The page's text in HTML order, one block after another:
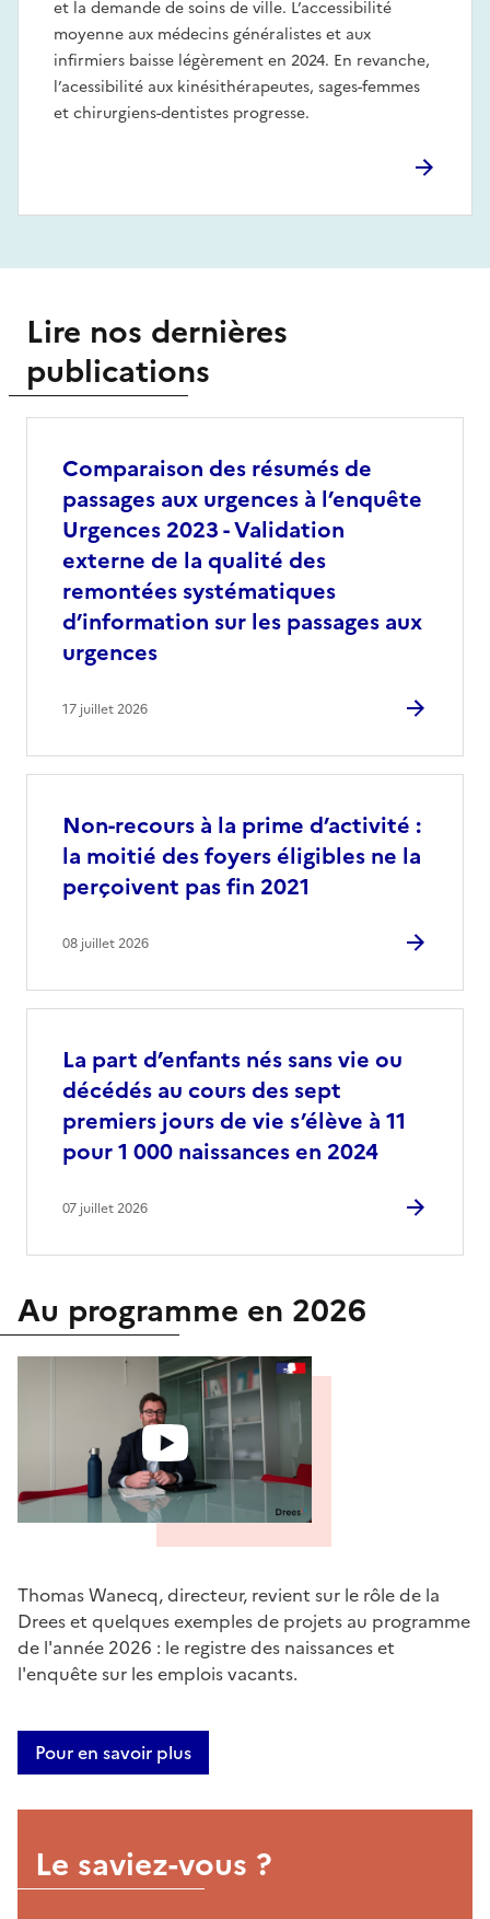
et la demande de soins de ville. L’accessibilité
moyenne aux médecins généralistes et aux
infirmiers baisse légèrement en 2024. En revanche,
l’acessibilité aux kinésithérapeutes, sages-femmes
et chirurgiens-dentistes progresse.
Lire nos dernières
publications
Comparaison des résumés de
passages aux urgences à l’enquête
Urgences 2023 - Validation
externe de la qualité des
remontées systématiques
d’information sur les passages aux
urgences
17 juillet 2026
Non-recours à la prime d’activité :
la moitié des foyers éligibles ne la
perçoivent pas fin 2021
08 juillet 2026
La part d’enfants nés sans vie ou
décédés au cours des sept
premiers jours de vie s’élève à 11
pour 1 000 naissances en 2024
07 juillet 2026
Au programme en 2026
Thomas Wanecq, directeur, revient sur le rôle de la
Drees et quelques exemples de projets au programme
de l'année 2026 : le registre des naissances et
l'enquête sur les emplois vacants.
Pour en savoir plus
Le saviez-vous ?